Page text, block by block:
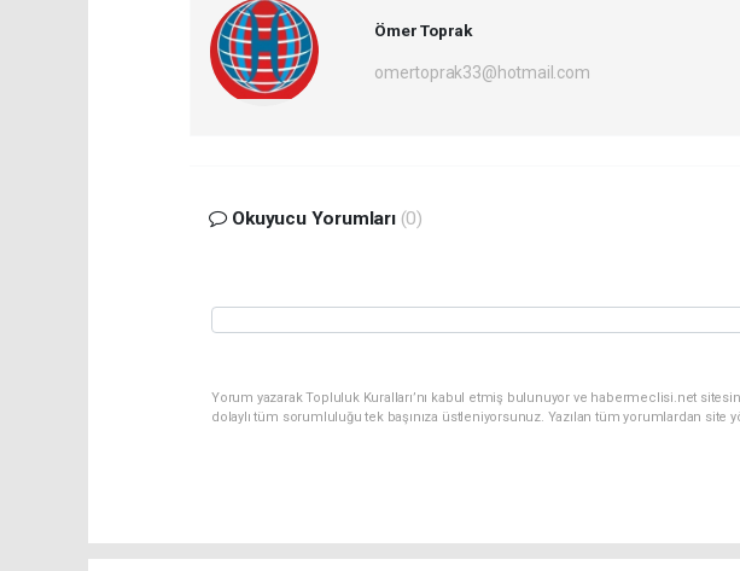
Ömer Toprak
omertoprak33@hotmail.com
Okuyucu Yorumları (0)
Yorum yazarak Topluluk Kuralları’nı kabul etmiş bulunuyor ve habermeclisi.net
dolaylı tüm sorumluluğu tek başınıza üstleniyorsunuz. Yazılan tüm yorumlardan